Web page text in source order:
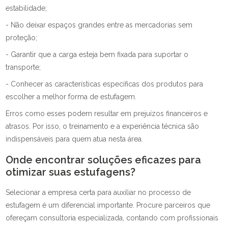
estabilidade;
- Não deixar espaços grandes entre as mercadorias sem
proteção;
- Garantir que a carga esteja bem fixada para suportar o
transporte;
- Conhecer as características específicas dos produtos para
escolher a melhor forma de estufagem.
Erros como esses podem resultar em prejuízos financeiros e
atrasos. Por isso, o treinamento e a experiência técnica são
indispensáveis para quem atua nesta área.
Onde encontrar soluções eficazes para
otimizar suas estufagens?
Selecionar a empresa certa para auxiliar no processo de
estufagem é um diferencial importante. Procure parceiros que
ofereçam consultoria especializada, contando com profissionais